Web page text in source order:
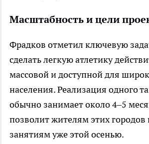
Масштабность и цели
Фрадков отметил ключевую
сделать легкую атлетику
массовой и доступной для
населения. Реализация одного
обычно занимает около 4–5
позволит жителям этих городов
занятиям уже этой осенью.